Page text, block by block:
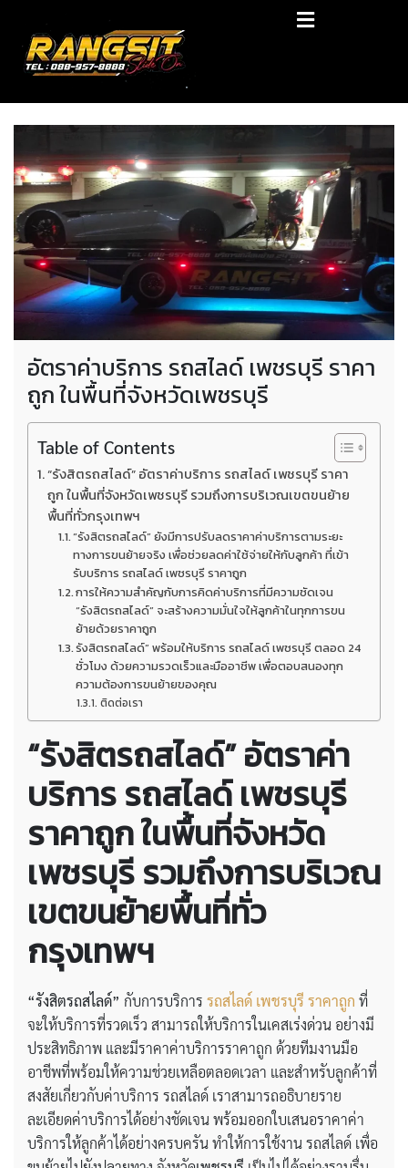
content
RANGSIT SlideON
รถยก168 รถสไลด์รังสิต รถสไลด์ ราคาถูก
อัตราค่าบริการ รถสไลด์ เพชรบุรี ราคา
ถูก ในพื้นที่จังหวัดเพชรบุรี
Table of Contents
“รังสิตรถสไลด์” อัตราค่าบริการ รถสไลด์ เพชรบุรี ราคา
ถูก ในพื้นที่จังหวัดเพชรบุรี รวมถึงการบริเวณเขตขนย้าย
พื้นที่ทั่วกรุงเทพฯ
“รังสิตรถสไลด์” ยังมีการปรับลดราคาค่าบริการตามระยะ
ทางการขนย้ายจริง เพื่อช่วยลดค่าใช้จ่ายให้กับลูกค้า ที่เข้า
รับบริการ รถสไลด์ เพชรบุรี ราคาถูก
การให้ความสำคัญกับการคิดค่าบริการที่มีความชัดเจน
“รังสิตรถสไลด์” จะสร้างความมั่นใจให้ลูกค้าในทุกการขน
ย้ายด้วยราคาถูก
รังสิตรถสไลด์” พร้อมให้บริการ รถสไลด์ เพชรบุรี ตลอด 24
ชั่วโมง ด้วยความรวดเร็วและมืออาชีพ เพื่อตอบสนองทุก
ความต้องการขนย้ายของคุณ
ติดต่อเรา
“รังสิตรถสไลด์” อัตราค่า
บริการรถสไลด์ เพชรบุรี
ราคาถูกในพื้นที่จังหวัด
เพชรบุรี รวมถึงการบริเวณ
เขตขนย้ายพื้นที่ทั่ว
กรุงเทพฯ
“รังสิตรถสไลด์” กับการบริการ รถสไลด์ เพชรบุรี ราคาถูก ที่
จะให้บริการที่รวดเร็ว สามารถให้บริการในเคสเร่งด่วน อย่างมี
ประสิทธิภาพ และมีราคาค่าบริการราคาถูก ด้วยทีมงานมือ
อาชีพที่พร้อมให้ความช่วยเหลือตลอดเวลา และสำหรับลูกค้าที่
สงสัยเกี่ยวกับค่าบริการ รถสไลด์ เราสามารถอธิบายราย
ละเอียดค่าบริการได้อย่างชัดเจน พร้อมออกใบเสนอราคาค่า
บริการให้ลูกค้าได้อย่างครบครัน ทำให้การใช้งาน รถสไลด์ เพื่อ